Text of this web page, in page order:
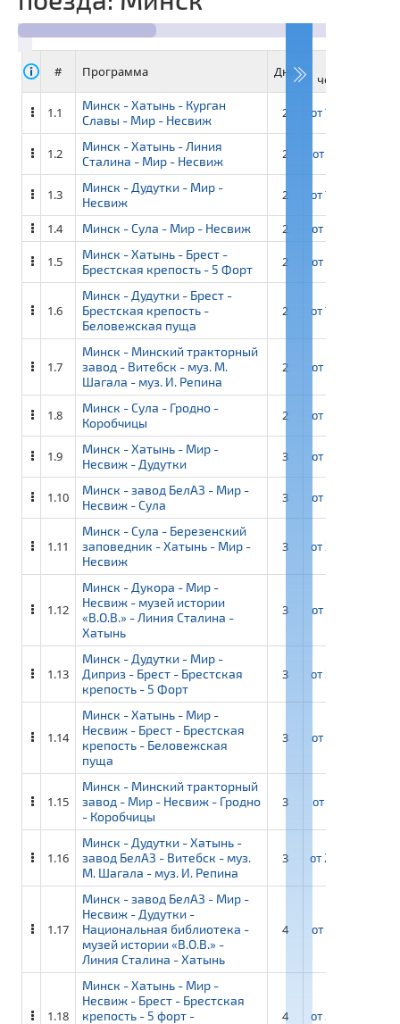
# Программа Дни
человек
1.1
Минск - Хатынь - Курган
Славы - Мир - Несвиж
2 от12 400 ₽
1.2
Минск - Хатынь - Линия
Сталина - Мир - Несвиж
2 от
1.3
Минск - Дудутки - Мир -
Несвиж
2 от13 400 ₽
1.4 Минск - Сула - Мир - Несвиж 2 от
1.5
Минск - Хатынь - Брест -
Брестская крепость - 5 Форт
2 от
1.6
Минск - Дудутки - Брест -
Брестская крепость -
Беловежская пуща
2 от14 600 ₽
1.7
Минск - Минский тракторный
завод - Витебск - муз. М.
Шагала - муз. И. Репина
2 от
1.8
Минск - Сула - Гродно -
Коробчицы
2 от
1.9
Минск - Хатынь - Мир -
Несвиж - Дудутки
3 от
1.10
Минск - завод БелАЗ - Мир -
Несвиж - Сула
3 от
1.11
Минск - Сула - Березенский
заповедник - Хатынь - Мир -
Несвиж
3 от22 300 ₽
1.12
Минск - Дукора - Мир -
Несвиж - музей истории
«В.О.В.» - Линия Сталина -
Хатынь
3 от
1.13
Минск - Дудутки - Мир -
Диприз - Брест - Брестская
крепость - 5 Форт
3 от22 850 ₽
1.14
Минск - Хатынь - Мир -
Несвиж - Брест - Брестская
крепость - Беловежская
пуща
3 от
1.15
Минск - Минский тракторный
завод - Мир - Несвиж - Гродно
- Коробчицы
3 от
1.16
Минск - Дудутки - Хатынь -
завод БелАЗ - Витебск - муз.
М. Шагала - муз. И. Репина
3 от20 450 ₽
1.17
Минск - завод БелАЗ - Мир -
Несвиж - Дудутки -
Национальная библиотека -
музей истории «В.О.В.» -
Линия Сталина - Хатынь
4 от
1.18
Минск - Хатынь - Мир -
Несвиж - Брест - Брестская
крепость - 5 форт -
4 от27 950 ₽